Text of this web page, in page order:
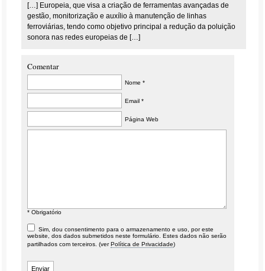
[…] Europeia, que visa a criação de ferramentas avançadas de
gestão, monitorização e auxílio à manutenção de linhas
ferroviárias, tendo como objetivo principal a redução da poluição
sonora nas redes europeias de […]
Comentar
Nome *
Email *
Página Web
* Obrigatório
Sim, dou consentimento para o armazenamento e uso, por este
website, dos dados submetidos neste formulário. Estes dados não serão
partilhados com terceiros. (verPolítica de Privacidade)